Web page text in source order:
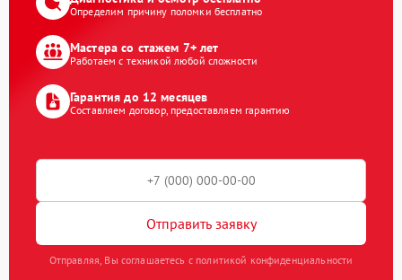
Определим причину поломки бесплатно
Мастера со стажем 7+ лет
Работаем с техникой любой сложности
Гарантия до 12 месяцев
Составляем договор, предоставляем гарантию
Отправить заявку
Отправляя, Вы соглашаетесь с политикой конфиденциальности